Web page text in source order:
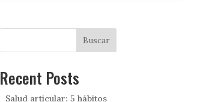
Buscar
Recent Posts
Salud articular: 5 hábitos